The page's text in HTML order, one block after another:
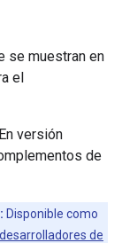
se muestran en
el
versión
de
Disponible como
de